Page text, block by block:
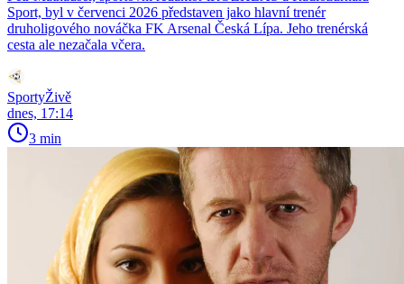
Sport, byl v červenci 2026 představen jako hlavní trenér
druholigového nováčka FK Arsenal Česká Lípa. Jeho trenérská
cesta ale nezačala včera.
SportyŽivě
dnes, 17:14
3 min